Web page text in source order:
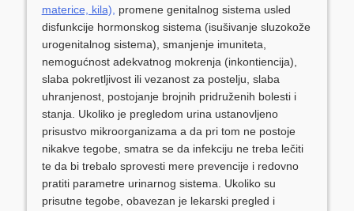
materice, kila), promene genitalnog sistema usled
disfunkcije hormonskog sistema (isušivanje sluzokože
urogenitalnog sistema), smanjenje imuniteta,
nemogućnost adekvatnog mokrenja (inkontiencija),
slaba pokretljivost ili vezanost za postelju, slaba
uhranjenost, postojanje brojnih pridruženih bolesti i
stanja. Ukoliko je pregledom urina ustanovljeno
prisustvo mikroorganizama a da pri tom ne postoje
nikakve tegobe, smatra se da infekciju ne treba lečiti
te da bi trebalo sprovesti mere prevencije i redovno
pratiti parametre urinarnog sistema. Ukoliko su
prisutne tegobe, obavezan je lekarski pregled i